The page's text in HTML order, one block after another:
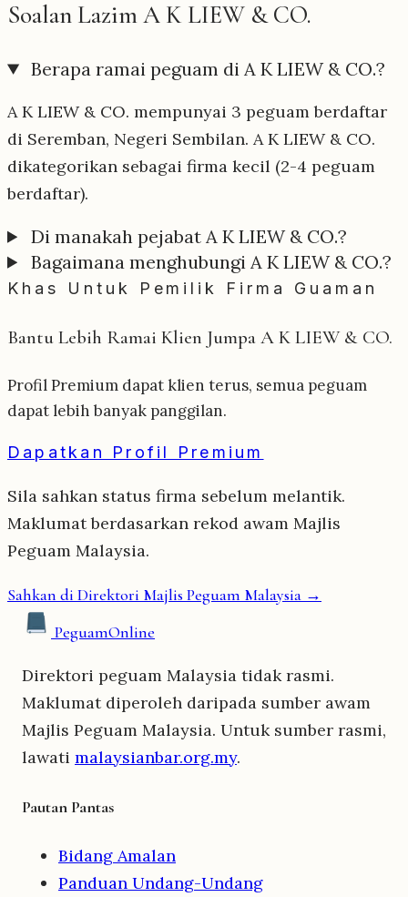
Soalan Lazim A K LIEW & CO.
Berapa ramai peguam di A K LIEW & CO.?
A K LIEW & CO. mempunyai 3 peguam berdaftar
di Seremban, Negeri Sembilan. A K LIEW & CO.
dikategorikan sebagai firma kecil (2-4 peguam
berdaftar).
Di manakah pejabat A K LIEW & CO.?
Bagaimana menghubungi A K LIEW & CO.?
Khas Untuk Pemilik Firma Guaman
Bantu Lebih Ramai Klien Jumpa A K LIEW & CO.
Profil Premium dapat klien terus, semua peguam
dapat lebih banyak panggilan.
Dapatkan Profil Premium
Sila sahkan status firma sebelum melantik.
Maklumat berdasarkan rekod awam Majlis
Peguam Malaysia.
Sahkan di Direktori Majlis Peguam Malaysia →
PeguamOnline
Direktori peguam Malaysia tidak rasmi.
Maklumat diperoleh daripada sumber awam
Majlis Peguam Malaysia. Untuk sumber rasmi,
lawati malaysianbar.org.my.
Pautan Pantas
Bidang Amalan
Panduan Undang-Undang